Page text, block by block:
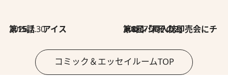
2026.7.30
第15話 アイス 2026.7.30
第8回「同人誌即売会にチャレンジ その2」
コミック＆エッセイルームTOP